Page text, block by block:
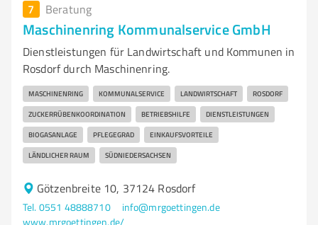
7 Beratung
Maschinenring Kommunalservice GmbH
Dienstleistungen für Landwirtschaft und Kommunen in
Rosdorf durch Maschinenring.
MASCHINENRING KOMMUNALSERVICE LANDWIRTSCHAFT ROSDORF
ZUCKERRÜBENKOORDINATION BETRIEBSHILFE DIENSTLEISTUNGEN
BIOGASANLAGE PFLEGEGRAD EINKAUFSVORTEILE
LÄNDLICHER RAUM SÜDNIEDERSACHSEN
Götzenbreite 10, 37124 Rosdorf
Tel. 0551 48888710
info@mrgoettingen.de
www.mrgoettingen.de/